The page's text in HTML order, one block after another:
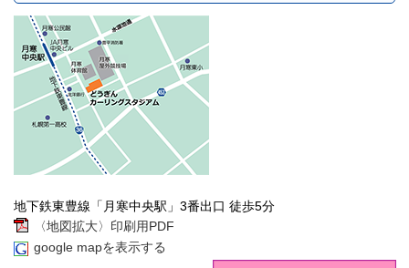
地下鉄東豊線「月寒中央駅」3番出口 徒歩5分
〈地図拡大〉印刷用PDF
google mapを表示する